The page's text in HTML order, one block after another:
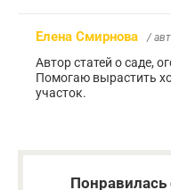
Елена Смирнова /
Автор статей о саде,
Помогаю вырастить
участок.
Понравилась